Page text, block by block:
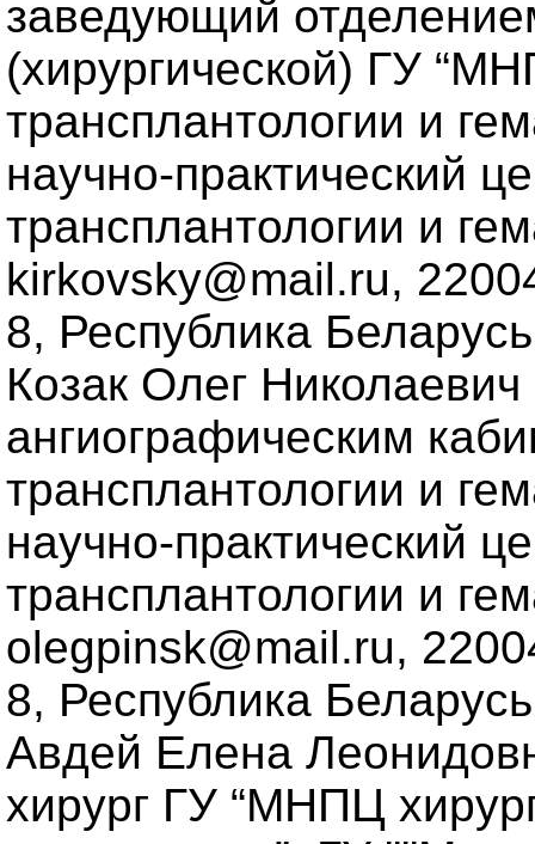
заведующий
(хирургической) ГУ
трансплантологии и
научно-практический
трансплантологии и
kirkovsky@mail.ru,
8, Республика Беларусь
Козак Олег
ангиографическим
трансплантологии и
научно-практический
трансплантологии и
olegpinsk@mail.ru,
8, Республика Беларусь
Авдей Елена
хирург ГУ “МНПЦ